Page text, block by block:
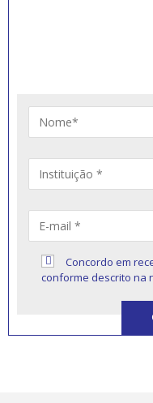
Concordo em
conforme descrito na